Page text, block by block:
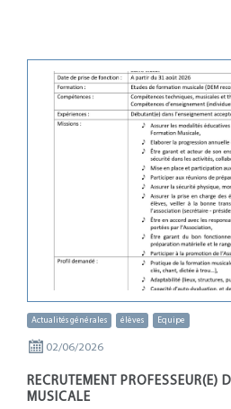
Actualités générales élèves Equipe
02/06/2026
RECRUTEMENT PROFESSEUR(E)
MUSICALE